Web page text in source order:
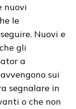
nuovi
le
Nuovi e
gli
a
sui
segnalare in
o che non